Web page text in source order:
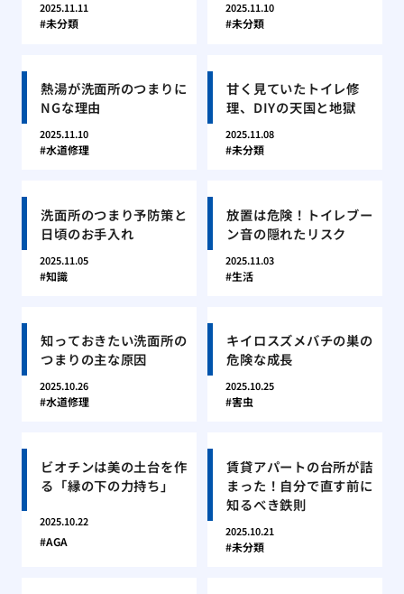
2025.11.11
未分類
2025.11.10
未分類
熱湯が洗面所のつまりに
NGな理由
2025.11.10
水道修理
甘く見ていたトイレ修
理、DIYの天国と地獄
2025.11.08
未分類
洗面所のつまり予防策と
日頃のお手入れ
2025.11.05
知識
放置は危険！トイレブー
ン音の隠れたリスク
2025.11.03
生活
知っておきたい洗面所の
つまりの主な原因
2025.10.26
水道修理
キイロスズメバチの巣の
危険な成長
2025.10.25
害虫
ビオチンは美の土台を作
る「縁の下の力持ち」
2025.10.22
AGA
賃貸アパートの台所が詰
まった！自分で直す前に
知るべき鉄則
2025.10.21
未分類